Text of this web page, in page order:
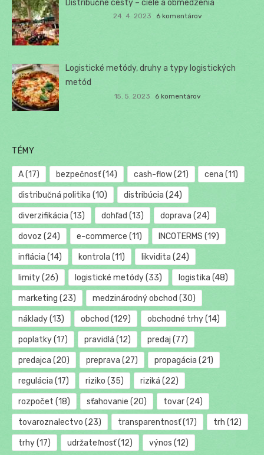
Distribučné cesty – ciele a obmedzenia
24. 4. 2023 6 komentárov
Logistické metódy, druhy a typy logistických
metód
15. 5. 2023 6 komentárov
TÉMY
A(17) bezpečnosť(14) cash-flow(21) cena (11)
distribučná politika (10) distribúcia (24)
diverzifikácia (13) dohľad (13) doprava (24)
dovoz (24) e-commerce (11) INCOTERMS (19)
inflácia (14) kontrola (11) likvidita (24)
limity(26) logistické metódy(33) logistika (48)
marketing (23) medzinárodný obchod (30)
náklady(13) obchod (129) obchodné trhy(14)
poplatky(17) pravidlá (12) predaj (77)
predajca (20) preprava (27) propagácia (21)
regulácia (17) riziko (35) riziká (22)
rozpočet (18) sťahovanie (20) tovar(24)
tovaroznalectvo (23) transparentnosť(17) trh (12)
trhy(17) udržateľnosť(12) výnos (12)